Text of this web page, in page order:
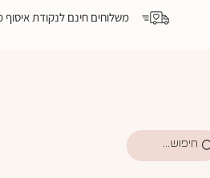
משלוחים חינם לנקודת איסוף מעל ₪199 | משלוחים מהיום להיום לבתי יולדות ואיזור המרכז | משלוחים עד הבית עד 3